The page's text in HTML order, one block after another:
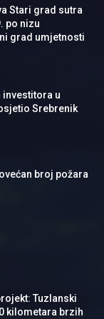
Stari grad sutra
po nizu
grad umjetnosti
investitora u
Srebrenik
broj požara
Tuzlanski
kilometara brzih